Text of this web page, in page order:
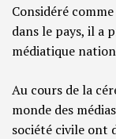
Considéré
dans le pays, il a
médiatique
Au cours de la
monde des
société civile ont